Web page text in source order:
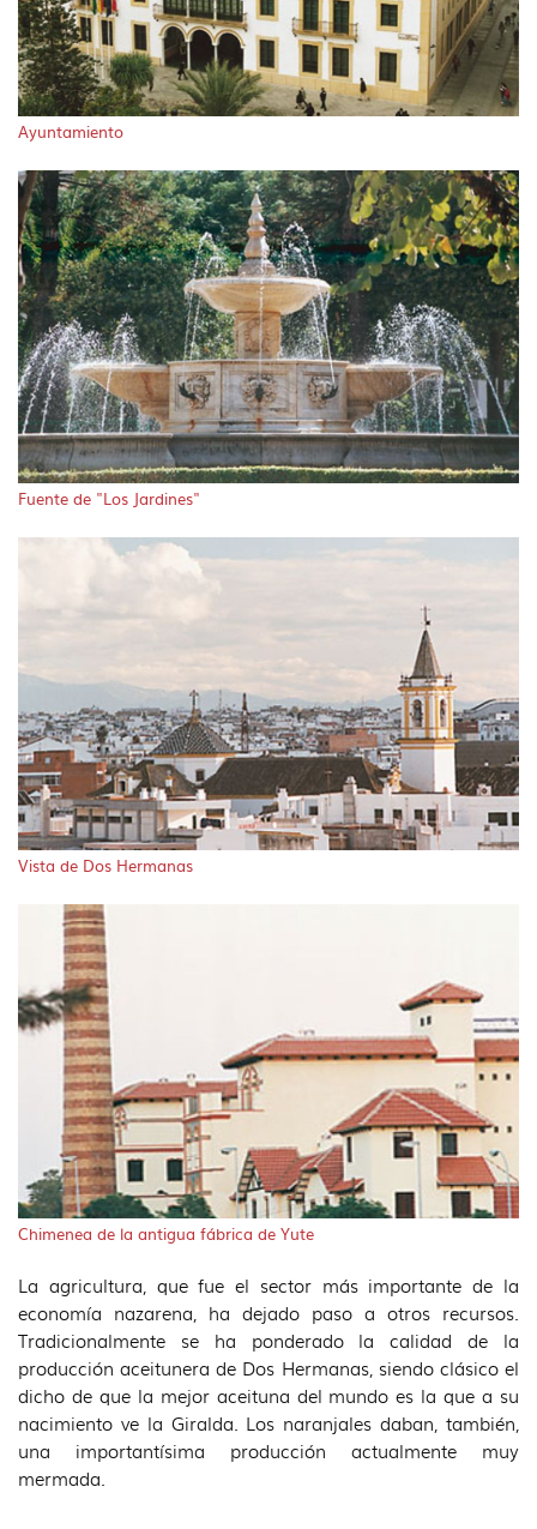
Ayuntamiento
Fuente de "Los Jardines"
Vista de Dos Hermanas
Chimenea de la antigua fábrica de Yute
La agricultura, que fue el sector más importante de la
economía nazarena, ha dejado paso a otros recursos.
Tradicionalmente se ha ponderado la calidad de la
producción aceitunera de Dos Hermanas, siendo clásico el
dicho de que la mejor aceituna del mundo es la que a su
nacimiento ve la Giralda. Los naranjales daban, también,
una importantísima producción actualmente muy
mermada.